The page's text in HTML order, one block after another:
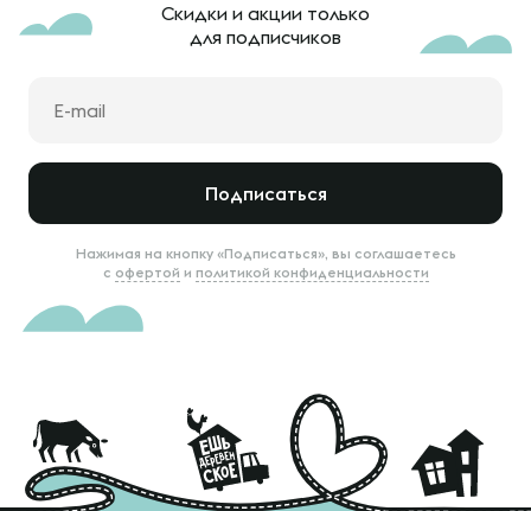
Скидки и акции только
для подписчиков
Подписаться
Нажимая на кнопку «Подписаться», вы соглашаетесь
с офертой и политикой конфиденциальности